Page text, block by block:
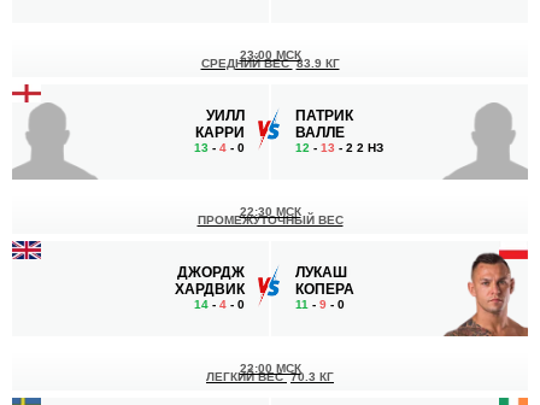
УИЛЛ
КАРРИ
13 - 4 - 0
23:00 МСК
СРЕДНИЙ ВЕС 83.9 КГ
ПАТРИК
ВАЛЛЕ
12 - 13 - 2 2 НЗ
ДЖОРДЖ
ХАРДВИК
14 - 4 - 0
22:30 МСК
ПРОМЕЖУТОЧНЫЙ ВЕС
ЛУКАШ
КОПЕРА
11 - 9 - 0
22:00 МСК
ЛЕГКИЙ ВЕС 70.3 КГ